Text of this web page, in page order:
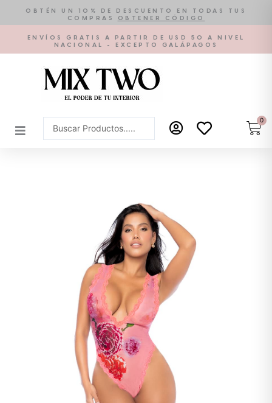
contenido
OBTÉN UN 10% DE DESCUENTO EN TODAS TUS
COMPRAS
OBTENER CÓDIGO
ENVÍOS GRATIS A PARTIR DE USD 50 A NIVEL
NACIONAL - EXCEPTO GALÁPAGOS
Search
...
0